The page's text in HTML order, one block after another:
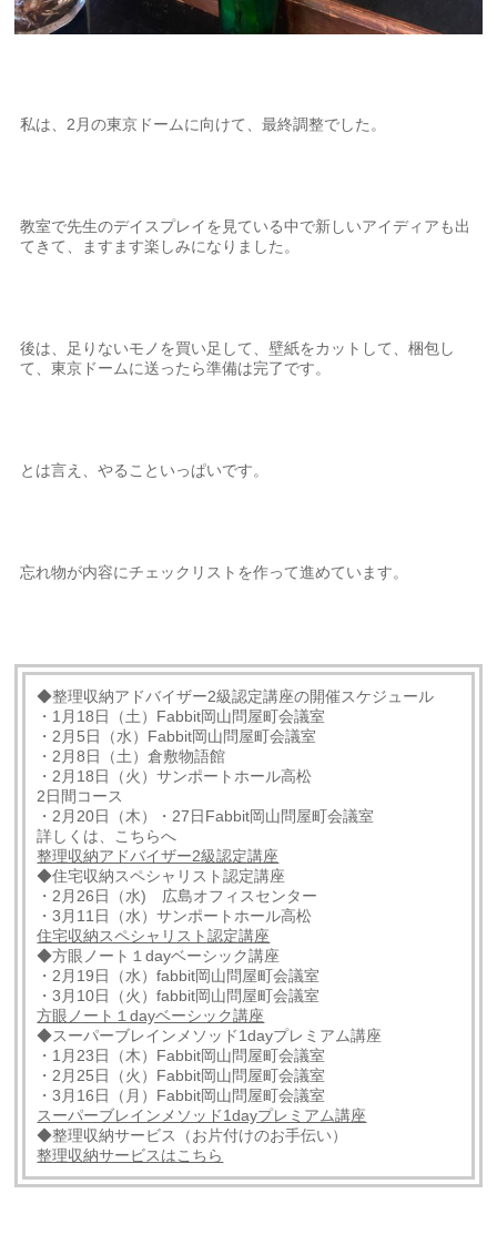
私は、2月の東京ドームに向けて、最終調整でした。
教室で先生のデイスプレイを見ている中で新しいアイディアも出
てきて、ますます楽しみになりました。
後は、足りないモノを買い足して、壁紙をカットして、梱包し
て、東京ドームに送ったら準備は完了です。
とは言え、やることいっぱいです。
忘れ物が内容にチェックリストを作って進めています。
◆整理収納アドバイザー2級認定講座の開催スケジュール
・1月18日（土）Fabbit岡山問屋町会議室
・2月5日（水）Fabbit岡山問屋町会議室
・2月8日（土）倉敷物語館
・2月18日（火）サンポートホール高松
2日間コース
・2月20日（木）・27日Fabbit岡山問屋町会議室
詳しくは、こちらへ
整理収納アドバイザー2級認定講座
◆住宅収納スペシャリスト認定講座
・2月26日（水) 広島オフィスセンター
・3月11日（水）サンポートホール高松
住宅収納スペシャリスト認定講座
◆方眼ノート１dayベーシック講座
・2月19日（水）fabbit岡山問屋町会議室
・3月10日（火）fabbit岡山問屋町会議室
方眼ノート１dayベーシック講座
◆スーパーブレインメソッド1dayプレミアム講座
・1月23日（木）Fabbit岡山問屋町会議室
・2月25日（火）Fabbit岡山問屋町会議室
・3月16日（月）Fabbit岡山問屋町会議室
スーパーブレインメソッド1dayプレミアム講座
◆整理収納サービス（お片付けのお手伝い）
整理収納サービスはこちら